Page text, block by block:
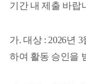
기간 내 제출 바랍
가. 대상 : 2026년
하여 활동 승인을